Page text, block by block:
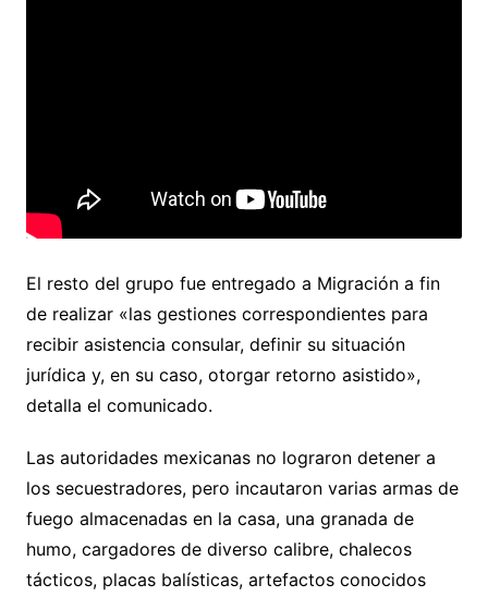
El resto del grupo fue entregado a Migración a fin
de realizar «las gestiones correspondientes para
recibir asistencia consular, definir su situación
jurídica y, en su caso, otorgar retorno asistido»,
detalla el comunicado.
Las autoridades mexicanas no lograron detener a
los secuestradores, pero incautaron varias armas de
fuego almacenadas en la casa, una granada de
humo, cargadores de diverso calibre, chalecos
tácticos, placas balísticas, artefactos conocidos